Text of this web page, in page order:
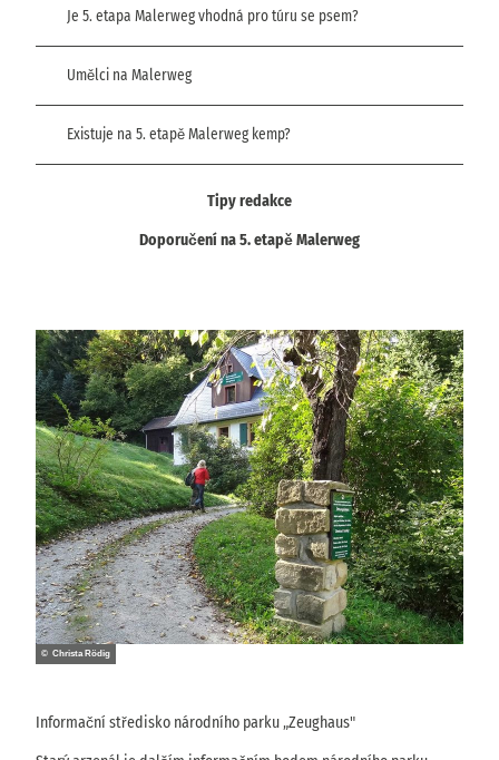
Je 5. etapa Malerweg vhodná pro túru se psem?
Umělci na Malerweg
Existuje na 5. etapě Malerweg kemp?
Tipy redakce
Doporučení na 5. etapě Malerweg
© Christa Rödig
Informační středisko národního parku „Zeughaus"